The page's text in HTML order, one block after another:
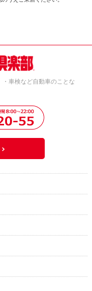
車検など自動車のことな